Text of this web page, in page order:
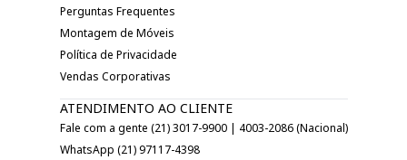
Perguntas Frequentes
Montagem de Móveis
Política de Privacidade
Vendas Corporativas
ATENDIMENTO AO CLIENTE
Fale com a gente (21) 3017-9900 | 4003-2086 (Nacional)
WhatsApp (21) 97117-4398